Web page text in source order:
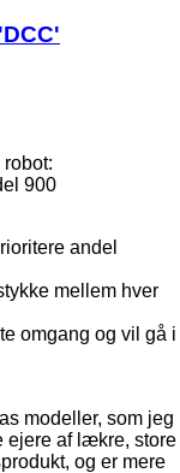
900
andel
mellem hver
omgang og vil gå i
modeller, som jeg
ejere af lækre, store
og er mere